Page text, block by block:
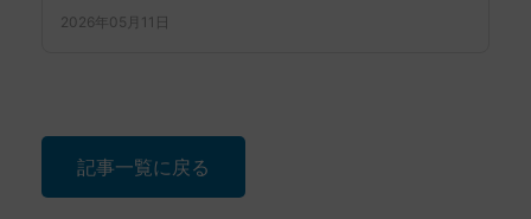
2026年05月11日
記事一覧に戻る